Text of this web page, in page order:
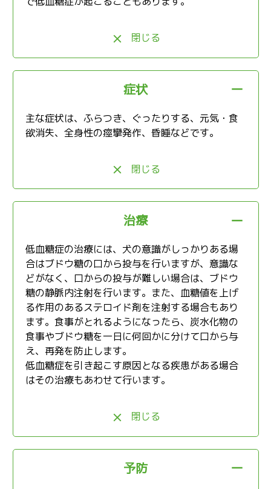
閉じる
症状
主な症状は、ふらつき、ぐったりする、元気・食
欲消失、全身性の痙攣発作、昏睡などです。
閉じる
治療
低血糖症の治療には、犬の意識がしっかりある場
合はブドウ糖の口から投与を行いますが、意識な
どがなく、口からの投与が難しい場合は、ブドウ
糖の静脈内注射を行います。また、血糖値を上げ
る作用のあるステロイド剤を注射する場合もあり
ます。食事がとれるようになったら、炭水化物の
食事やブドウ糖を一日に何回かに分けて口から与
え、再発を防止します。
低血糖症を引き起こす原因となる疾患がある場合
はその治療もあわせて行います。
閉じる
予防